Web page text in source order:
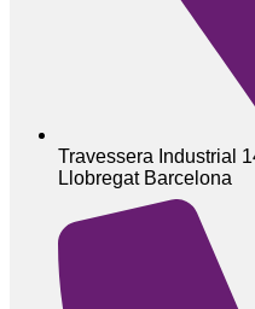
Travessera Industrial
Llobregat Barcelona